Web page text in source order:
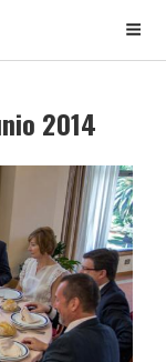
2014